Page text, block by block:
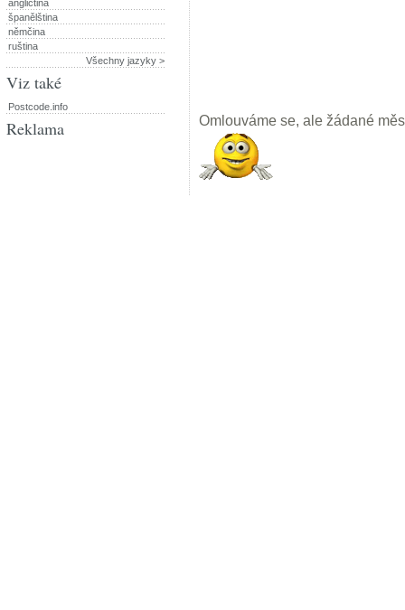
Omlouváme se, ale žádané
angličtina
španělština
němčina
ruština
Všechny jazyky >
Viz také
Postcode.info
Reklama